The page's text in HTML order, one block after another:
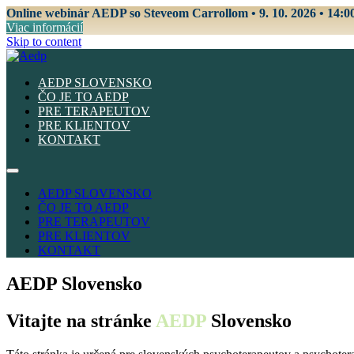
Online webinár AEDP so Steveom Carrollom • 9. 10. 2026 •
Viac informácií
Skip to content
AEDP SLOVENSKO
ČO JE TO AEDP
PRE TERAPEUTOV
PRE KLIENTOV
KONTAKT
AEDP SLOVENSKO
ČO JE TO AEDP
PRE TERAPEUTOV
PRE KLIENTOV
KONTAKT
AEDP Slovensko
Vitajte na stránke AEDP Slovensko